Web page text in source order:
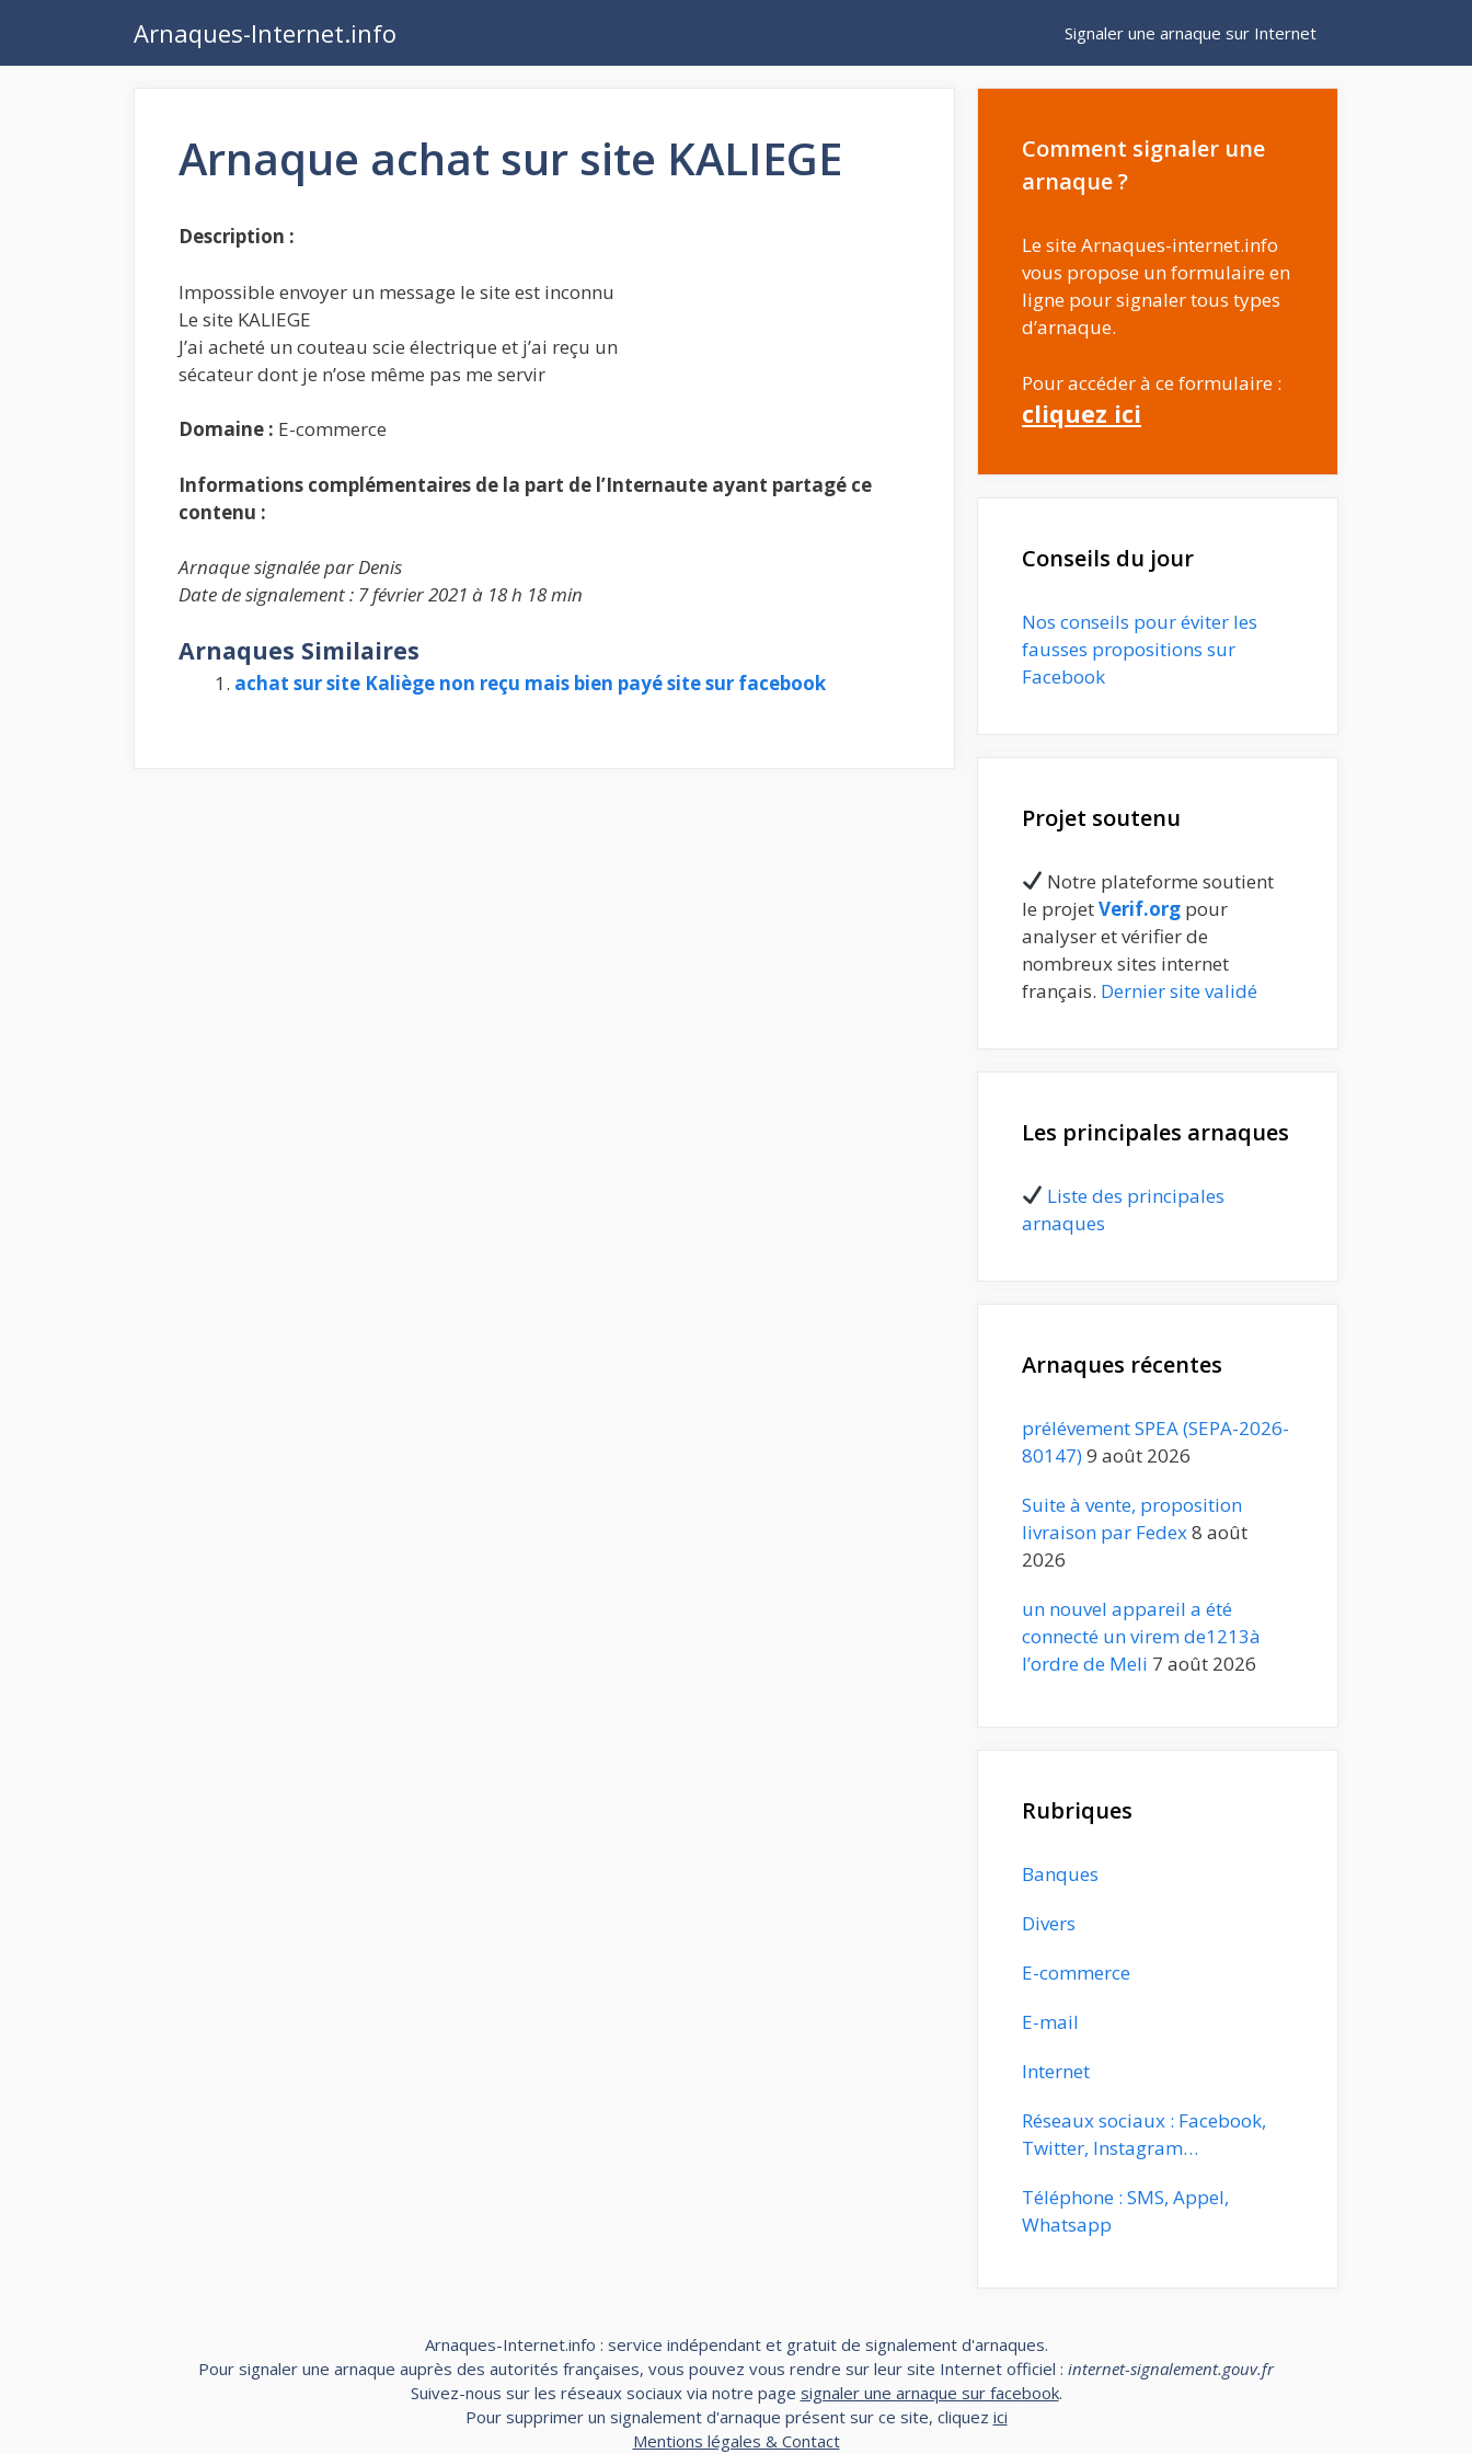
contenu
Arnaques-Internet.info Signaler une arnaque sur Internet
Arnaque achat sur site KALIEGE
Description :
Impossible envoyer un message le site est inconnu
Le site KALIEGE
J’ai acheté un couteau scie électrique et j’ai reçu un
sécateur dont je n’ose même pas me servir
Domaine : E-commerce
Informations complémentaires de la part de l’Internaute ayant partagé ce
contenu :
Arnaque signalée par Denis
Date de signalement : 7 février 2021 à 18 h 18 min
Arnaques Similaires
achat sur site Kaliège non reçu mais bien payé site sur facebook
Comment signaler une
arnaque ?
Le site Arnaques-internet.info
vous propose un formulaire en
ligne pour signaler tous types
d’arnaque.
Pour accéder à ce formulaire :
cliquez ici
Conseils du jour
Nos conseils pour éviter les
fausses propositions sur
Facebook
Projet soutenu
Notre plateforme soutient
le projetVerif.org pour
analyser et vérifier de
nombreux sites internet
français. Dernier site validé
Les principales arnaques
Liste des principales
arnaques
Arnaques récentes
prélévement SPEA (SEPA-2026-
80147)9 août 2026
Suite à vente, proposition
livraison par Fedex8 août
2026
un nouvel appareil a été
connecté un virem de1213à
l’ordre de Meli 7 août 2026
Rubriques
Banques
Divers
E-commerce
E-mail
Internet
Réseaux sociaux : Facebook,
Twitter, Instagram…
Téléphone : SMS, Appel,
Whatsapp
Arnaques-Internet.info : service indépendant et gratuit de signalement d'arnaques.
Pour signaler une arnaque auprès des autorités françaises, vous pouvez vous rendre sur leur site Internet officiel : internet-signalement.gouv.fr
Suivez-nous sur les réseaux sociaux via notre page signaler une arnaque sur facebook.
Pour supprimer un signalement d'arnaque présent sur ce site, cliquez ici
Mentions légales & Contact